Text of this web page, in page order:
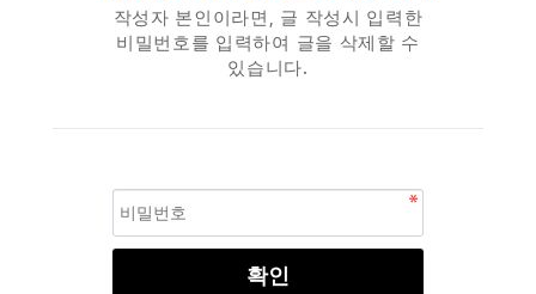
작성자 본인이라면, 글 작성시 입력한
비밀번호를 입력하여 글을 삭제할 수
있습니다.